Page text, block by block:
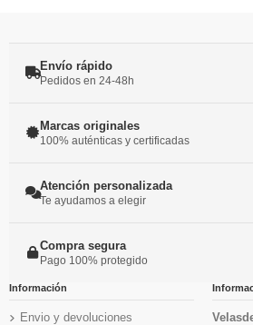
Envío rápido
Pedidos en 24-48h
Marcas originales
100% auténticas y certificadas
Atención personalizada
Te ayudamos a elegir
Compra segura
Pago 100% protegido
Información
Envio y devoluciones